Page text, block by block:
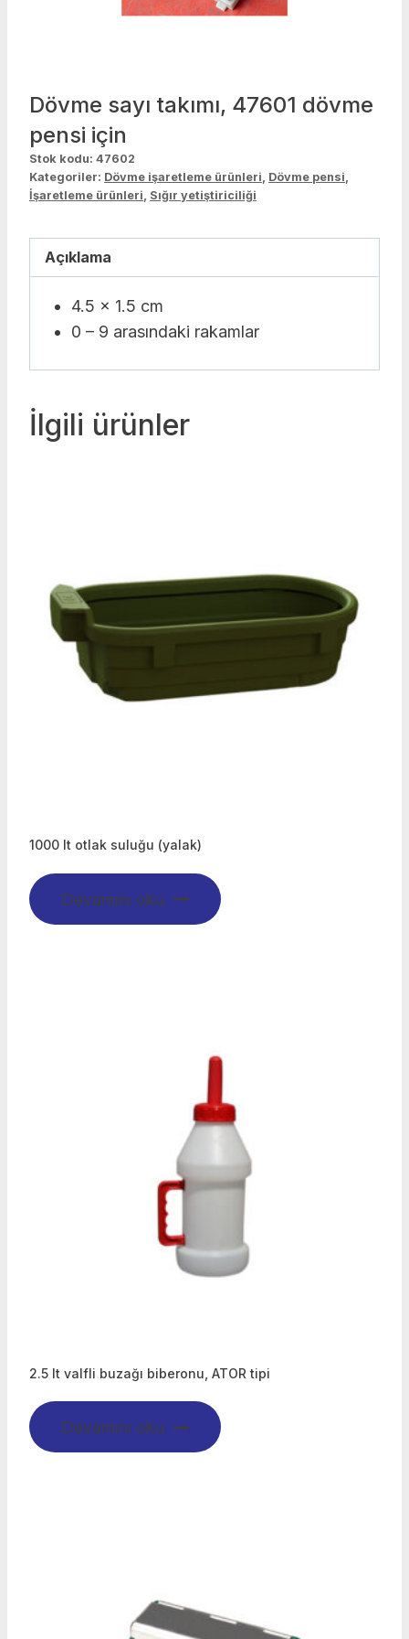
Dövme sayı takımı, 47601 dövme
pensi için
Stok kodu: 47602
Kategoriler: Dövme işaretleme ürünleri, Dövme pensi,
İşaretleme ürünleri, Sığır yetiştiriciliği
Açıklama
4.5 x 1.5 cm
0 – 9 arasındaki rakamlar
İlgili ürünler
1000 lt otlak suluğu (yalak)
Devamını oku
2.5 lt valfli buzağı biberonu, ATOR tipi
Devamını oku